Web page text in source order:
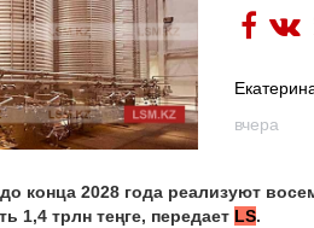
вчера
конца 2028 года реализуют
1,4 трлн теңге, передает LS.